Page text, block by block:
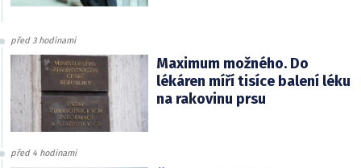
před 3 hodinami
Maximum možného. Do
lékáren míří tisíce balení léku
na rakovinu prsu
před 4 hodinami